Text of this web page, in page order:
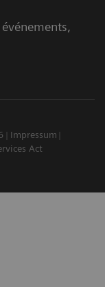
Impressum
Act